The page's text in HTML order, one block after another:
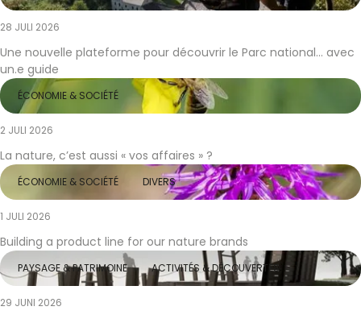
28 JULI 2026
Une nouvelle plateforme pour découvrir le Parc national… avec
un.e guide
2 JULI 2026
La nature, c’est aussi « vos affaires » ?
ÉCONOMIE & SOCIÉTÉ
1 JULI 2026
Building a product line for our nature brands
ÉCONOMIE & SOCIÉTÉ DIVERS
29 JUNI 2026
PAYSAGE & PATRIMOINE ACTIVITÉS & DÉCOUVERTES